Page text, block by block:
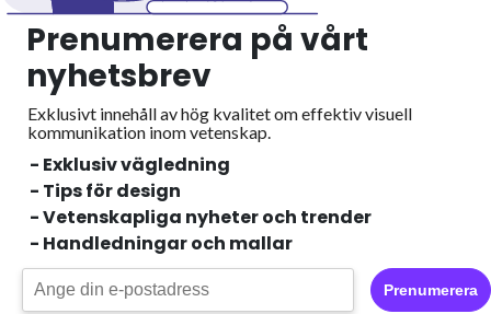
Prenumerera på vårt
nyhetsbrev
Exklusivt innehåll av hög kvalitet om effektiv visuell
kommunikation inom vetenskap.
- Exklusiv vägledning
- Tips för design
- Vetenskapliga nyheter och trender
- Handledningar och mallar
Prenumerera